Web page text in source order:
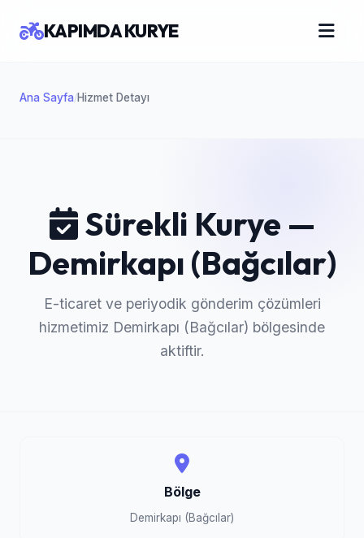
Ana Sayfa/Hizmet Detayı
KAPIMDA KURYE
Sürekli Kurye —
Demirkapı (Bağcılar)
E-ticaret ve periyodik gönderim çözümleri
hizmetimiz Demirkapı (Bağcılar) bölgesinde
aktiftir.
Bölge
Demirkapı (Bağcılar)